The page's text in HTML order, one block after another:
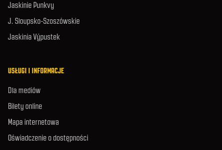
Jaskinie Punkvy
J. Sloupsko-Szoszówskie
Jaskinia Výpustek
USŁUGI I INFORMACJE
Dla mediów
Bilety online
Mapa internetowa
Oświadczenie o dostępności